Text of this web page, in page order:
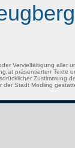
Vervielfältigung aller
präsentierten Texte
Zustimmung
der Stadt Mödling